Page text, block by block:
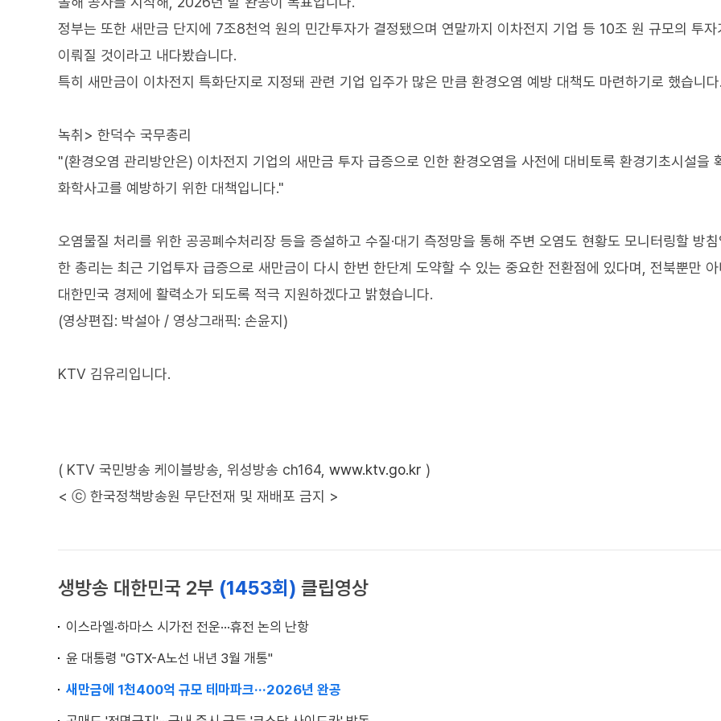
정부는 또한 새만금 단지에 7조8천억 원의 민간투자가 결정됐으며 연말까지 이차전지 기업 등 10조 원 규모의 투자
이뤄질 것이라고 내다봤습니다.
특히 새만금이 이차전지 특화단지로 지정돼 관련 기업 입주가 많은 만큼 환경오염 예방 대책도 마련하기로 했습니다.
녹취> 한덕수 국무총리
"(환경오염 관리방안은) 이차전지 기업의 새만금 투자 급증으로 인한 환경오염을 사전에 대비토록 환경기초시설을
화학사고를 예방하기 위한 대책입니다."
오염물질 처리를 위한 공공폐수처리장 등을 증설하고 수질·대기 측정망을 통해 주변 오염도 현황도 모니터링할 방
한 총리는 최근 기업투자 급증으로 새만금이 다시 한번 한단계 도약할 수 있는 중요한 전환점에 있다며, 전북뿐만 아
대한민국 경제에 활력소가 되도록 적극 지원하겠다고 밝혔습니다.
(영상편집: 박설아 / 영상그래픽: 손윤지)
KTV 김유리입니다.
( KTV 국민방송 케이블방송, 위성방송 ch164, www.ktv.go.kr )
< ⓒ 한국정책방송원 무단전재 및 재배포 금지 >
생방송 대한민국 2부 (1453회) 클립영상
이스라엘·하마스 시가전 전운···휴전 논의 난항
윤 대통령 "GTX-A노선 내년 3월 개통"
새만금에 1천400억 규모 테마파크···2026년 완공